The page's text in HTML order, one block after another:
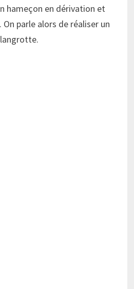
hameçon en dérivation et
parle alors de réaliser un